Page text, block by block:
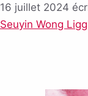
16 juillet 2024
Seuyin Wong